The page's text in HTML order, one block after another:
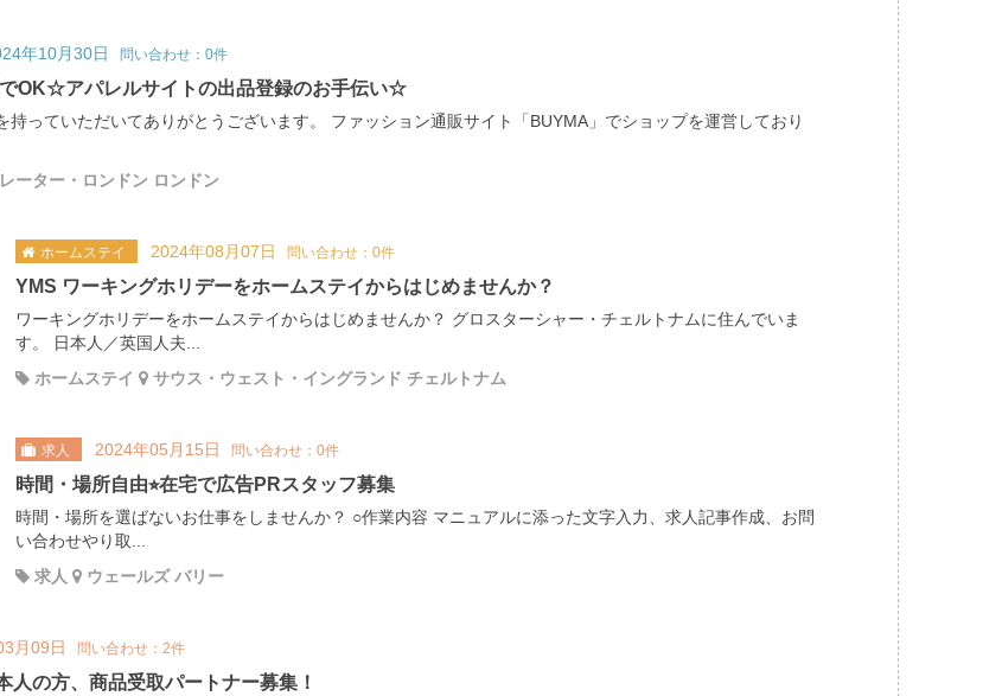
年10月30日 問い合わせ：0件
OK☆アパレルサイトの出品登録のお手伝い☆
持っていただいてありがとうございます。 ファッション通販サイト「BUYMA」でショップを運営しており
ーター・ロンドン ロンドン
ホームステイ 2024年08月07日 問い合わせ：0件
YMS ワーキングホリデーをホームステイからはじめませんか？
ワーキングホリデーをホームステイからはじめませんか？ グロスターシャー・チェルトナムに住んでいま
す。 日本人／英国人夫...
ホームステイ
サウス・ウェスト・イングランド チェルトナム
求人 2024年05月15日 問い合わせ：0件
時間・場所自由⭐︎在宅で広告PRスタッフ募集
時間・場所を選ばないお仕事をしませんか？ ○作業内容 マニュアルに添った文字入力、求人記事作成、お問
い合わせやり取...
求人
ウェールズ バリー
月09日 問い合わせ：2件
人の方、商品受取パートナー募集！